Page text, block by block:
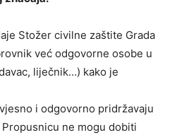
Stožer civilne zaštite Grada
već odgovorne osobe u
liječnik…) kako je
i odgovorno pridržavaju
ne mogu dobiti